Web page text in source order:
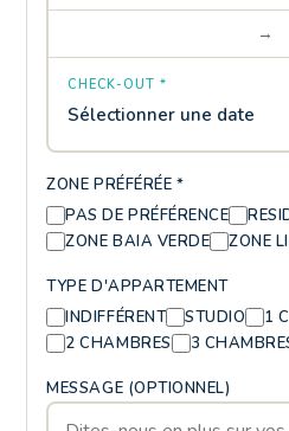
→
CHECK-OUT *
Sélectionner une date
ZONE PRÉFÉRÉE *
PAS DE PRÉFÉRENCE
ZONE BAIA VERDE
ZONE
TYPE D'APPARTEMENT
INDIFFÉRENT
STUDIO
1
2 CHAMBRES
3
MESSAGE (OPTIONNEL)